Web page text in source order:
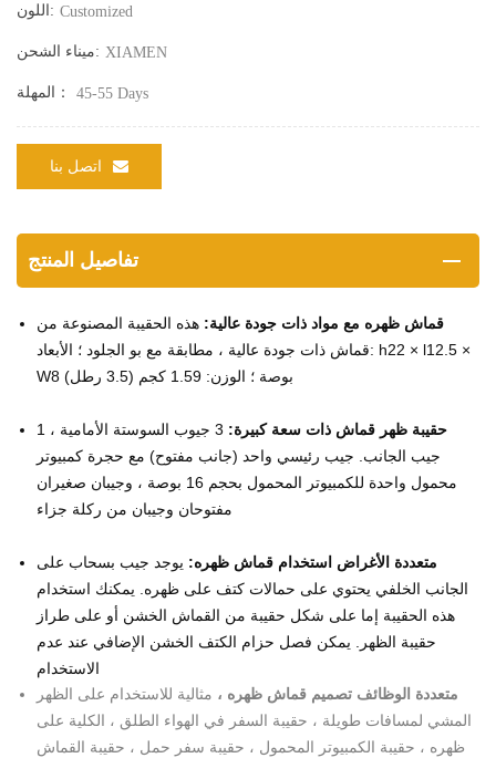
اللون: Customized
ميناء الشحن: XIAMEN
المهلة： 45-55 Days
اتصل بنا
تفاصيل المنتج
قماش ظهره مع مواد ذات جودة عالية: هذه الحقيبة المصنوعة من
قماش ذات جودة عالية ، مطابقة مع بو الجلود ؛ الأبعاد: h22 × l12.5 ×
W8 بوصة ؛ الوزن: 1.59 كجم (3.5 رطل)
حقيبة ظهر قماش ذات سعة كبيرة:
3 جيوب السوستة الأمامية ، 1
جيب الجانب. جيب رئيسي واحد (جانب مفتوح) مع حجرة كمبيوتر
محمول واحدة للكمبيوتر المحمول بحجم 16 بوصة ، وجيبان صغيران
مفتوحان وجيبان من ركلة جزاء
متعددة الأغراض استخدام قماش ظهره: يوجد جيب بسحاب على
الجانب الخلفي يحتوي على حمالات كتف على ظهره. يمكنك استخدام
هذه الحقيبة إما على شكل حقيبة من القماش الخشن أو على طراز
حقيبة الظهر. يمكن فصل حزام الكتف الخشن الإضافي عند عدم
الاستخدام
متعددة الوظائف تصميم قماش ظهره ، مثالية للاستخدام على الظهر
المشي لمسافات طويلة ، حقيبة السفر في الهواء الطلق ، الكلية على
ظهره ، حقيبة الكمبيوتر المحمول ، حقيبة سفر حمل ، حقيبة القماش